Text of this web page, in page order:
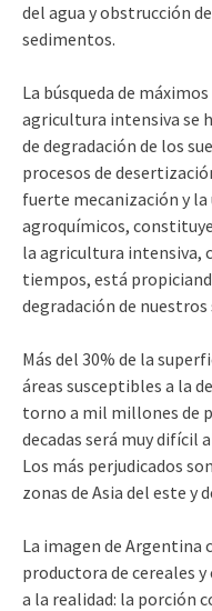
del agua y obstrucción
sedimentos.
La búsqueda de
agricultura intensiva se
de degradación de los
procesos de
fuerte mecanización y
agroquímicos,
la agricultura intensiva,
tiempos, está
degradación de nuestros
Más del 30% de la
áreas susceptibles a la
torno a mil millones de
decadas será muy difícil
Los más perjudicados
zonas de Asia del este y
La imagen de Argentina
productora de cereales
a la realidad: la porción